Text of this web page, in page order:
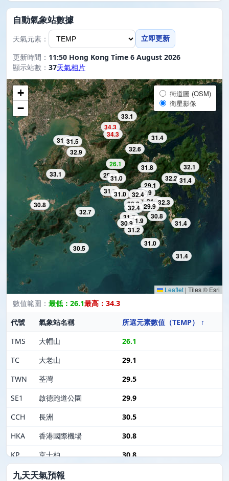
自動氣象站數據
天氣元素： 立即更新
更新時間： 11:50 Hong Kong Time 6 August 2026
顯示站數： 37天氣相片
26.1
29.1
29.5
29.9
30.5
30.8
30.8
30.8
30.9
31.0
31.0
31.0
31.0
31.2
31.4
31.4
31.4
31.4
31.5
31.7
31.8
31.8
31.8
31.9
32.1
32.2
32.3
32.4
32.4
32.6
32.7
32.9
32.9
33.1
33.1
34.3
34.3
+
−
街道圖 (OSM)
衛星影像
Leaflet | Tiles © Esri
數值範圍： 最低：26.1最高：34.3
代號
氣象站名稱
所選元素數值（TEMP） ↑
TMS
大帽山
26.1
TC
大老山
29.1
TWN
荃灣
29.5
SE1
啟德跑道公園
29.9
CCH
長洲
30.5
HKA
香港國際機場
30.8
KP
京士柏
30.8
SKW
筲箕灣
九天天氣預報